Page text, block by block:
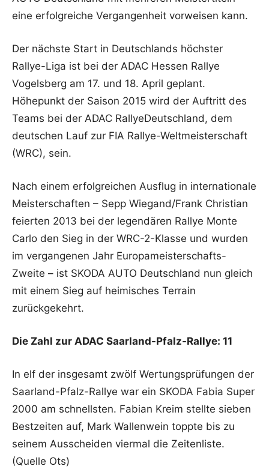
eine erfolgreiche Vergangenheit vorweisen kann.
Der nächste Start in Deutschlands höchster
Rallye-Liga ist bei der ADAC Hessen Rallye
Vogelsberg am 17. und 18. April geplant.
Höhepunkt der Saison 2015 wird der Auftritt des
Teams bei der ADAC RallyeDeutschland, dem
deutschen Lauf zur FIA Rallye-Weltmeisterschaft
(WRC), sein.
Nach einem erfolgreichen Ausflug in internationale
Meisterschaften – Sepp Wiegand/Frank Christian
feierten 2013 bei der legendären Rallye Monte
Carlo den Sieg in der WRC-2-Klasse und wurden
im vergangenen Jahr Europameisterschafts-
Zweite – ist SKODA AUTO Deutschland nun gleich
mit einem Sieg auf heimisches Terrain
zurückgekehrt.
Die Zahl zur ADAC Saarland-Pfalz-Rallye: 11
In elf der insgesamt zwölf Wertungsprüfungen der
Saarland-Pfalz-Rallye war ein SKODA Fabia Super
2000 am schnellsten. Fabian Kreim stellte sieben
Bestzeiten auf, Mark Wallenwein toppte bis zu
seinem Ausscheiden viermal die Zeitenliste.
(Quelle Ots)